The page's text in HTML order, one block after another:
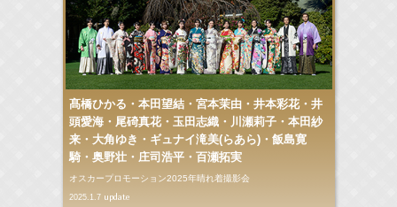
髙橋ひかる・本田望結・宮本茉由・井本彩花・井
頭愛海・尾碕真花・玉田志織・川瀬莉子・本田紗
来・大角ゆき・ギュナイ滝美(らあら)・飯島寛
騎・奥野壮・庄司浩平・百瀬拓実
オスカープロモーション2025年晴れ着撮影会
2025.1.7update